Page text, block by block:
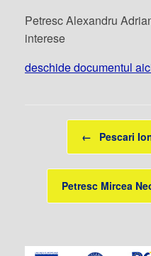
Petresc Alexandru
interese
deschide documentul
Post navigation
← Pescari
Petresc Mircea